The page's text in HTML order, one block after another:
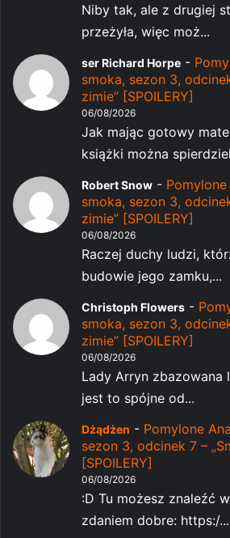
Niby tak, ale z drugiej
przeżyła, więc moż...
ser Richard Horpe -
smoka, sezon 3,
zimie” [SPOILERY]
06/08/2026
Jak mając gotowy
książki można
Robert Snow -
smoka, sezon 3,
zimie” [SPOILERY]
06/08/2026
Raczej duchy ludzi,
budowie jego zamku,...
Christoph Flowers -
smoka, sezon 3,
zimie” [SPOILERY]
06/08/2026
Lady Arryn zbazowana
jest to spójne od...
Dżądżen - Pomylone
sezon 3, odcinek 7 –
[SPOILERY]
06/08/2026
:D Tu możesz znaleźć
zdaniem dobre: https:/...